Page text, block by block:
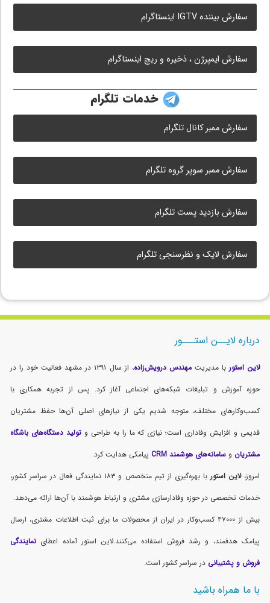
سفارش بیننده IGTV اینستاگرام
سفارش ایمپرژن ، ذخیره و ریچ اینستاگرام
خدمات تلگرام
سفارش ممبر کانال تلگرام
سفارش ممبر سوپر گروه تلگرام
سفارش بازدید پست تلگرام
سفارش لایک و نظرسنجی تلگرام